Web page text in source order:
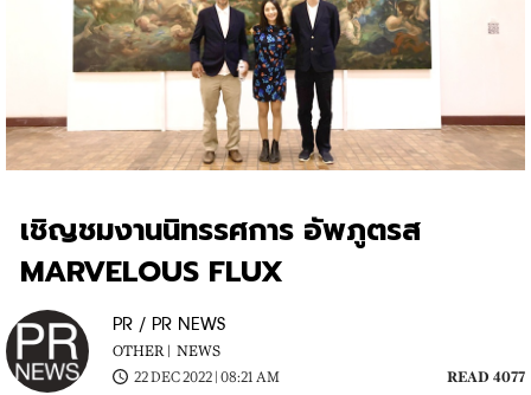
เชิญชมงานนิทรรศการ อัพภูตรส
MARVELOUS FLUX
PR / PR NEWS
OTHER | NEWS
22 DEC 2022 | 08:21 AM
READ 4077